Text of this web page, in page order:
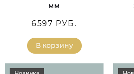
мм
6597 РУБ.
В корзину